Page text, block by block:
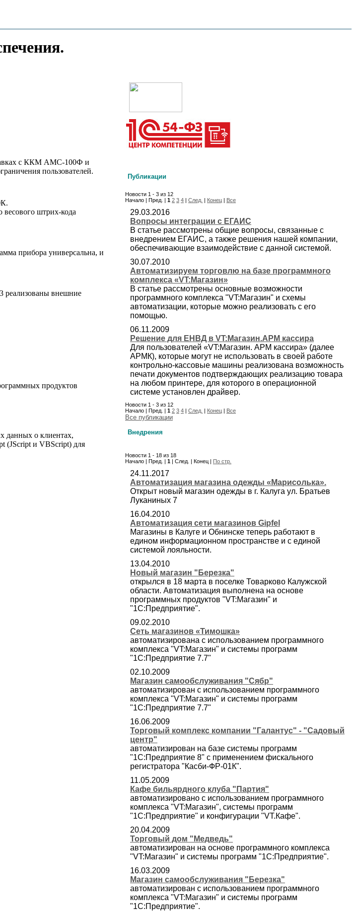
с ККМ АМС-100Ф и
пользователей.
весового штрих-кода
прибора универсальна, и
реализованы внешние
продуктов
данных о клиентах,
(JScript и VBScript) для
Публикации
Новости 1 - 3 из 12
Начало | Пред. | 1 2 3 4 | След. | Конец | Все
29.03.2016
Вопросы интеграции с ЕГАИС
В статье рассмотрены общие вопросы, связанные с
внедрением ЕГАИС, а также решения нашей компании,
обеспечивающие взаимодействие с данной системой.
30.07.2010
Автоматизируем торговлю на базе программного
комплекса «VT:Магазин»
В статье рассмотрены основные возможности
программного комплекса "VT:Магазин" и схемы
автоматизации, которые можно реализовать с его
помощью.
06.11.2009
Решение для ЕНВД в VT:Магазин.АРМ кассира
Для пользователей «VT:Магазин. АРМ кассира» (далее
АРМК), которые могут не использовать в своей работе
контрольно-кассовые машины реализована возможность
печати документов подтверждающих реализацию товара
на любом принтере, для которого в операционной
системе установлен драйвер.
Новости 1 - 3 из 12
Начало | Пред. | 1 2 3 4 | След. | Конец | Все
Все публикации
Внедрения
Новости 1 - 18 из 18
Начало | Пред. | 1 | След. | Конец | По стр.
24.11.2017
Автоматизация магазина одежды «Марисолька».
Открыт новый магазин одежды в г. Калуга ул. Братьев
Луканиных 7
16.04.2010
Автоматизация сети магазинов Gipfel
Магазины в Калуге и Обнинске теперь работают в
едином информационном пространстве и с единой
системой лояльности.
13.04.2010
Новый магазин "Березка"
открылся в 18 марта в поселке Товарково Калужской
области. Автоматизация выполнена на основе
программных продуктов "VT:Магазин" и
"1С:Предприятие".
09.02.2010
Сеть магазинов «Тимошка»
автоматизирована с использованием программного
комплекса "VT:Магазин" и системы программ
"1С:Предприятие 7.7"
02.10.2009
Магазин самообслуживания "Сябр"
автоматизирован с использованием программного
комплекса "VT:Магазин" и системы программ
"1С:Предприятие 7.7"
16.06.2009
Торговый комплекс компании "Галантус" - "Садовый
центр"
автоматизирован на базе системы программ
"1С:Предприятие 8" с применением фискального
регистратора "Касби-ФР-01К".
11.05.2009
Кафе бильярдного клуба "Партия"
автоматизировано с использованием программного
комплекса "VT:Магазин", системы программ
"1С:Предприятие" и конфигурации "VT.Кафе".
20.04.2009
Торговый дом "Медведь"
автоматизирован на основе программного комплекса
"VT:Магазин" и системы программ "1С:Предприятие".
16.03.2009
Магазин самообслуживания "Березка"
автоматизирован с использованием программного
комплекса "VT:Магазин" и системы программ
"1С:Предприятие".